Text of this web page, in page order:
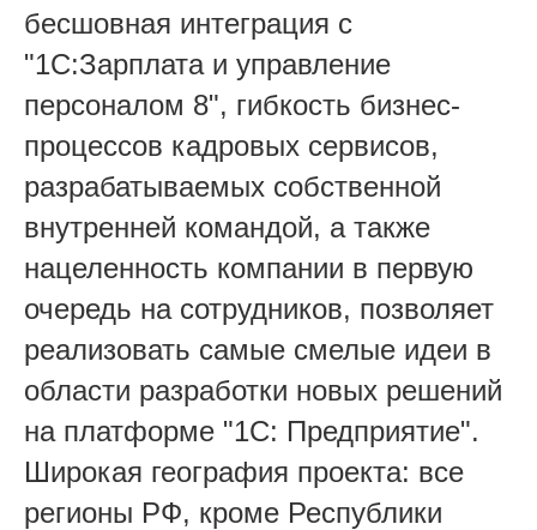
бесшовная интеграция с
"1С:Зарплата и управление
персоналом 8", гибкость бизнес-
процессов кадровых сервисов,
разрабатываемых собственной
внутренней командой, а также
нацеленность компании в первую
очередь на сотрудников, позволяет
реализовать самые смелые идеи в
области разработки новых решений
на платформе "1С: Предприятие".
Широкая география проекта: все
регионы РФ, кроме Республики